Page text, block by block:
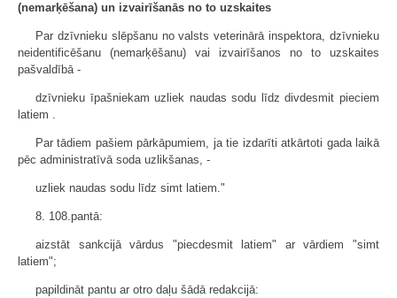
(nemarķēšana) un izvairīšanās no to uzskaites
Par dzīvnieku slēpšanu no valsts veterinārā inspektora, dzīvnieku
neidentificēšanu (nemarķēšanu) vai izvairīšanos no to uzskaites
pašvaldībā -
dzīvnieku īpašniekam uzliek naudas sodu līdz divdesmit pieciem
latiem .
Par tādiem pašiem pārkāpumiem, ja tie izdarīti atkārtoti gada laikā
pēc administratīvā soda uzlikšanas, -
uzliek naudas sodu līdz simt latiem."
8. 108.pantā:
aizstāt sankcijā vārdus "piecdesmit latiem" ar vārdiem "simt
latiem";
papildināt pantu ar otro daļu šādā redakcijā: